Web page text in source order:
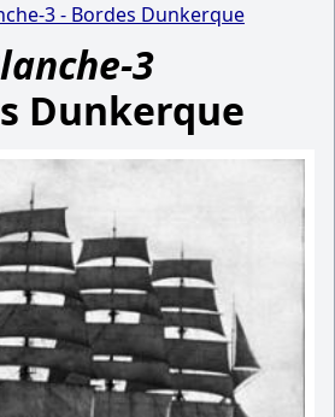
3 - Bordes Dunkerque
3
Dunkerque